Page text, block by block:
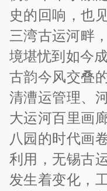
史的回响，也
三湾古运河畔
境堪忧到如今
古韵今风交叠
清漕运管理、
大运河百里画
八园的时代画
利用，无锡古
发生着变化，